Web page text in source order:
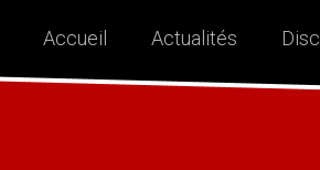
Accueil Actualités